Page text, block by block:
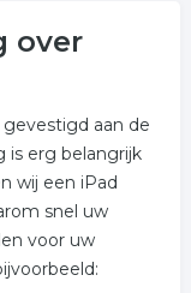
over
gevestigd aan de
is erg belangrijk
wij een iPad
snel uw
voor uw